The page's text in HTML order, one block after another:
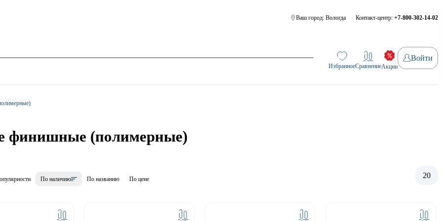
Ваш город: Вологда Контакт-центр: +7-800-302-14-02
ИзбранноеСравнениеАкции
Войти
финишные (полимерные)
По наличию По названию По цене 20